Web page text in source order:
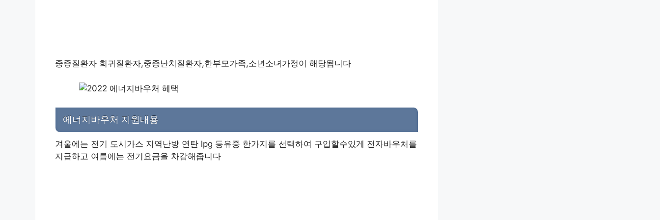
중증질환자 희귀질환자,중증난치질환자,한부모가족,소년소녀가정이 해당됩니다
에너지바우처 지원내용
겨울에는 전기 도시가스 지역난방 연탄 lpg 등유중 한가지를 선택하여 구입할수있게 전자바우처를
지급하고 여름에는 전기요금을 차감해줍니다